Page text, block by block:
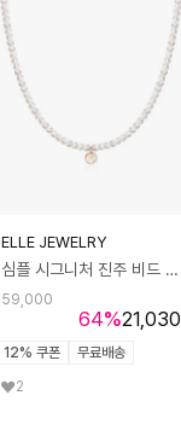
ELLE JEWELRY
심플 시그니처 진주 비드 목걸이 ELBRNN227
64%
59,000
21,030
12% 쿠폰
무료배송
2